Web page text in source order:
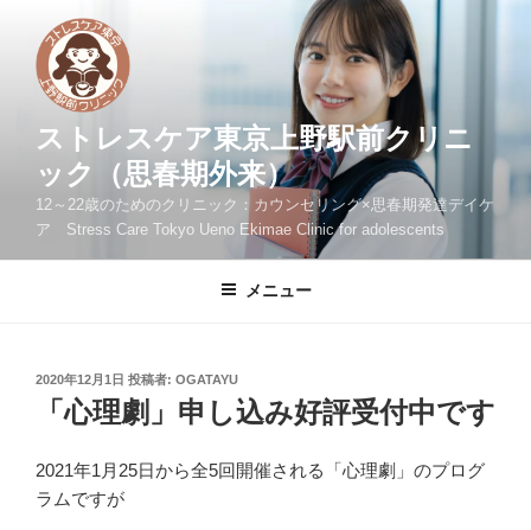
ストレスケア東京上野駅前クリニ
ック（思春期外来）
12～22歳のためのクリニック：カウンセリング×思春期発達デイケ
ア Stress Care Tokyo Ueno Ekimae Clinic for adolescents
メニュー
投
2020年12月1日 投稿者: OGATAYU
「心理劇」申し込み好評受付中です
2021年1月25日から全5回開催される「心理劇」のプログ
ラムですが